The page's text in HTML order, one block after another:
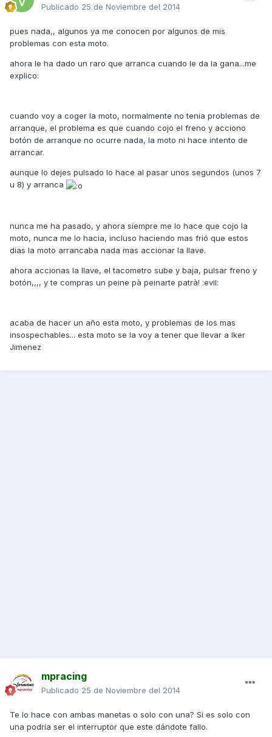
Publicado 25 de Noviembre del 2014
pues nada,, algunos ya me conocen por algunos de mis
problemas con esta moto.
ahora le ha dado un raro que arranca cuando le da la gana...me
explico:
cuando voy a coger la moto, normalmente no tenia problemas de
arranque, el problema es que cuando cojo el freno y acciono
botón de arranque no ocurre nada, la moto ni hace intento de
arrancar.
aunque lo dejes pulsado lo hace al pasar unos segundos (unos 7
u 8) y arranca
nunca me ha pasado, y ahora siempre me lo hace que cojo la
moto, nunca me lo hacia, incluso haciendo mas frió que estos
dias la moto arrancaba nada mas accionar la llave.
ahora accionas la llave, el tacometro sube y baja, pulsar freno y
botón,,,, y te compras un peine pà peinarte patrà! :evil:
acaba de hacer un año esta moto, y problemas de los mas
insospechables... esta moto se la voy a tener que llevar a Iker
Jimenez
mpracing
Publicado 25 de Noviembre del 2014
Te lo hace con ambas manetas o solo con una? Si es solo con
una podría ser el interruptor que este dándote fallo.